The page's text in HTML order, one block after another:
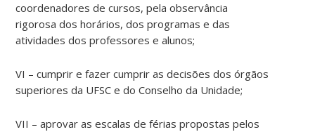
coordenadores de cursos, pela observância
rigorosa dos horários, dos programas e das
atividades dos professores e alunos;
VI – cumprir e fazer cumprir as decisões dos órgãos
superiores da UFSC e do Conselho da Unidade;
VII – aprovar as escalas de férias propostas pelos